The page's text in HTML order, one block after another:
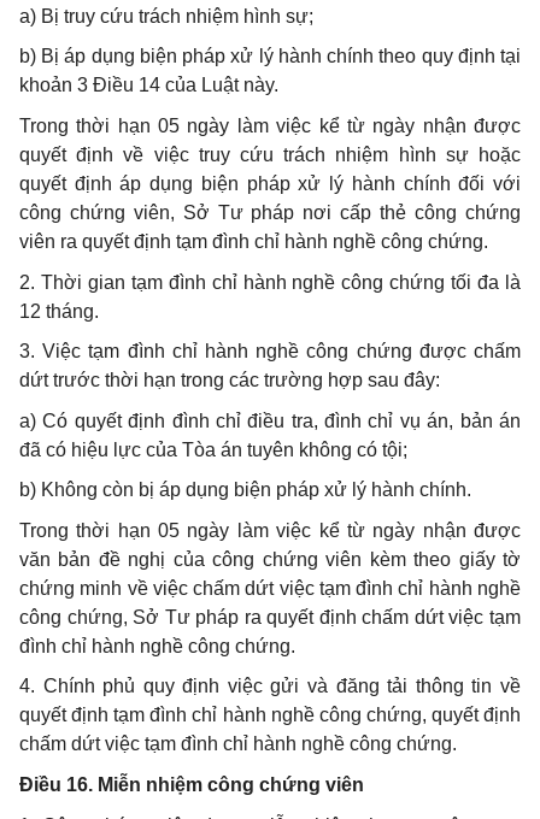
a) Bị truy cứu trách nhiệm hình sự;
b) Bị áp dụng biện pháp xử lý hành chính theo quy định tại
khoản 3 Điều 14 của Luật này.
Trong thời hạn 05 ngày làm việc kể từ ngày nhận được
quyết định về việc truy cứu trách nhiệm hình sự hoặc
quyết định áp dụng biện pháp xử lý hành chính đối với
công chứng viên, Sở Tư pháp nơi cấp thẻ công chứng
viên ra quyết định tạm đình chỉ hành nghề công chứng.
2. Thời gian tạm đình chỉ hành nghề công chứng tối đa là
12 tháng.
3. Việc tạm đình chỉ hành nghề công chứng được chấm
dứt trước thời hạn trong các trường hợp sau đây:
a) Có quyết định đình chỉ điều tra, đình chỉ vụ án, bản án
đã có hiệu lực của Tòa án tuyên không có tội;
b) Không còn bị áp dụng biện pháp xử lý hành chính.
Trong thời hạn 05 ngày làm việc kể từ ngày nhận được
văn bản đề nghị của công chứng viên kèm theo giấy tờ
chứng minh về việc chấm dứt việc tạm đình chỉ hành nghề
công chứng, Sở Tư pháp ra quyết định chấm dứt việc tạm
đình chỉ hành nghề công chứng.
4. Chính phủ quy định việc gửi và đăng tải thông tin về
quyết định tạm đình chỉ hành nghề công chứng, quyết định
chấm dứt việc tạm đình chỉ hành nghề công chứng.
Điều 16. Miễn nhiệm công chứng viên